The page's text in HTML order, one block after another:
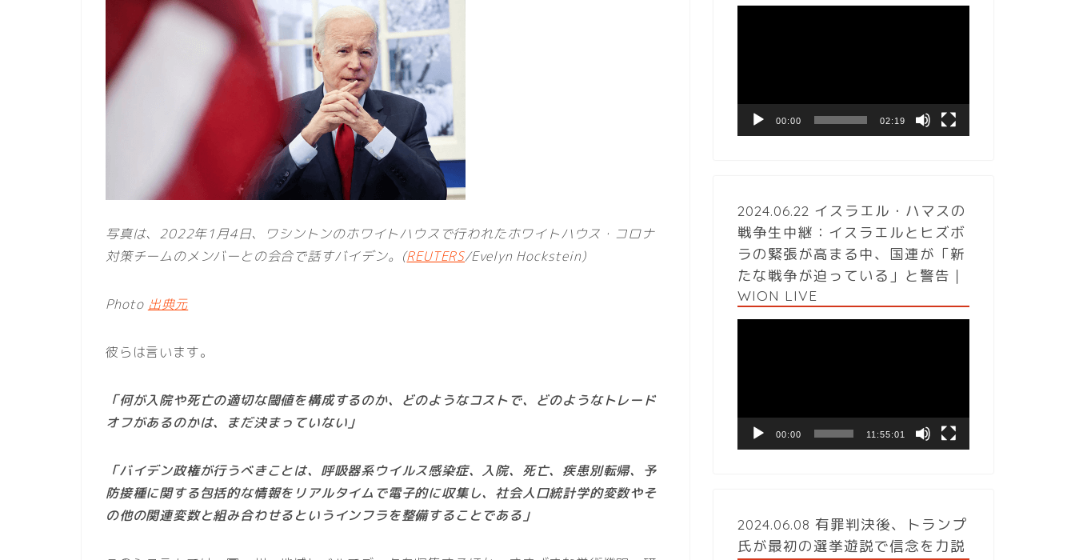
写真は、2022年1月4日、ワシントンのホワイトハウスで行われたホワイトハウス・コロナ
対策チームのメンバーとの会合で話すバイデン。(REUTERS/Evelyn Hockstein)
Photo 出典元
彼らは言います。
「何が入院や死亡の適切な閾値を構成するのか、どのようなコストで、どのようなトレード
オフがあるのかは、まだ決まっていない」
「バイデン政権が行うべきことは、呼吸器系ウイルス感染症、入院、死亡、疾患別転帰、予
防接種に関する包括的な情報をリアルタイムで電子的に収集し、社会人口統計学的変数やそ
の他の関連変数と組み合わせるというインフラを整備することである」
ヤ
00:00 02:19
2024.06.22 イスラエル・ハマスの
戦争生中継：イスラエルとヒズボ
ラの緊張が高まる中、国連が「新
たな戦争が迫っている」と警告｜
WION LIVE
ヤ
00:00 11:55:01
2024.06.08 有罪判決後、トランプ
氏が最初の選挙遊説で信念を力説